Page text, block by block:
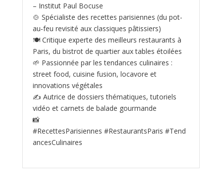
– Institut Paul Bocuse
🍲 Spécialiste des recettes parisiennes (du pot-
au‑feu revisité aux classiques pâtissiers)
🍽️ Critique experte des meilleurs restaurants à
Paris, du bistrot de quartier aux tables étoilées
🌱 Passionnée par les tendances culinaires :
street food, cuisine fusion, locavore et
innovations végétales
✍️ Autrice de dossiers thématiques, tutoriels
vidéo et carnets de balade gourmande
📸
#RecettesParisiennes #RestaurantsParis #Tend
ancesCulinaires